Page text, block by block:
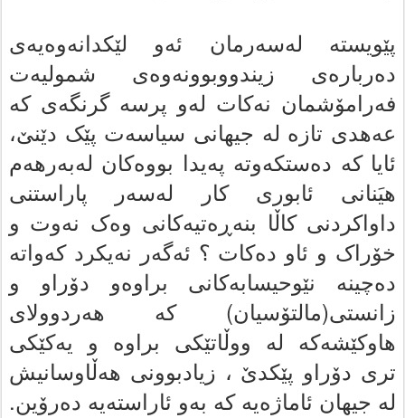
پێویستە له‌سه‌رمان ئەو لێکدانه‌وه‌یەى
ده‌رباره‌ى زیندووبوونه‌وه‌ى شمولیه‌ت
فه‌رامۆشمان نه‌کات له‌و پرسە گرنگەی که‌
عه‌هدى تازه‌ له‌ جیهانى سیاسه‌ت پێک دێنێ،
ئایا که‌ ده‌ستکه‌وته‌ پەیدا بووه‌کان له‌به‌رهه‌م
هیَنانى ئابورى کار له‌سه‌ر پاراستنی
داواکردنی کاڵا بنه‌ڕه‌تیه‌کانى وه‌ک نه‌وت و
خۆراک و ئاو ده‌کات ؟ ئه‌گه‌ر نه‌یکرد که‌واته‌
دەچینە نێوحیسابه‌کانى براوه‌و دۆراو و
زانستی(مالتۆسیان) که‌ هه‌ردوولای
هاوکێشەکە له‌ ووڵاتێکی براوه‌ و یەکێکی
تری دۆراو پێکدێ ، زیادبوونى هه‌ڵاوسانیش
له‌ جیهان ئاماژه‌یه‌ که‌ به‌و ئاراسته‌یه‌ ده‌رۆین.